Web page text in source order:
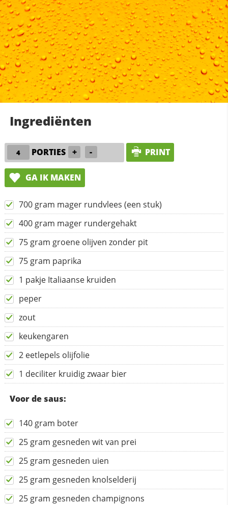
Ingrediënten
PORTIES + - PRINT
GA IK MAKEN
700 gram mager rundvlees (een stuk)
400 gram mager rundergehakt
75 gram groene olijven zonder pit
75 gram paprika
1 pakje Italiaanse kruiden
peper
zout
keukengaren
2 eetlepels olijfolie
1 deciliter kruidig zwaar bier
Voor de saus:
140 gram boter
25 gram gesneden wit van prei
25 gram gesneden uien
25 gram gesneden knolselderij
25 gram gesneden champignons